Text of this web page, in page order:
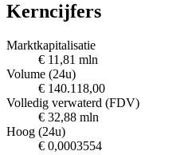
Kerncijfers
Marktkapitalisatie
€ 11,81 mln
Volume (24u)
€ 140.118,00
Volledig verwaterd (FDV)
€ 32,88 mln
Hoog (24u)
€ 0,0003554